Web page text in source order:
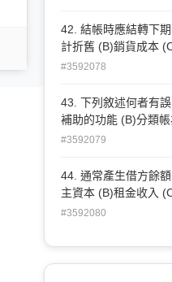
協助 (B)建議他到醫
藥物戒菸 (C)戒菸是
42. 結帳時應結轉下
計折舊 (B)銷貨成本
(D)處分不動產、廠房
#3592078
43. 下列敘述何者有
補助的功能 (B)分類帳
帳是主要帳簿 (D)分類
#3592079
44. 通常產生借方餘
主資本 (B)租金收入
及建築成本
#3592080